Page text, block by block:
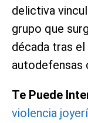
delictiva
grupo que
década tras
autodefensas
Te Puede
violencia